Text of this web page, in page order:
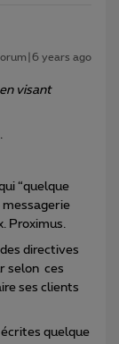
years ago
visant
“quelque
messagerie
Proximus.
directives
selon ces
ses clients
quelque